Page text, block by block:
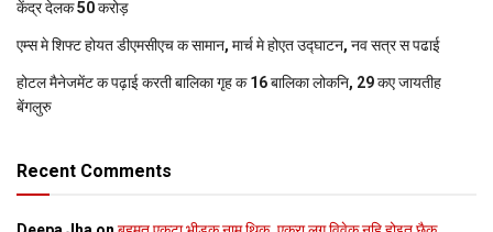
केंद्र देलक 50 करोड़
एम्स मे शिफ्ट होयत डीएमसीएच क सामान, मार्च मे होएत उद्घाटन, नव सत्र स पढाई
होटल मैनेजमेंट क पढ़ाई करती बालिका गृह क 16 बालिका लोकनि, 29 कए जायतीह
बेंगलुरु
Recent Comments